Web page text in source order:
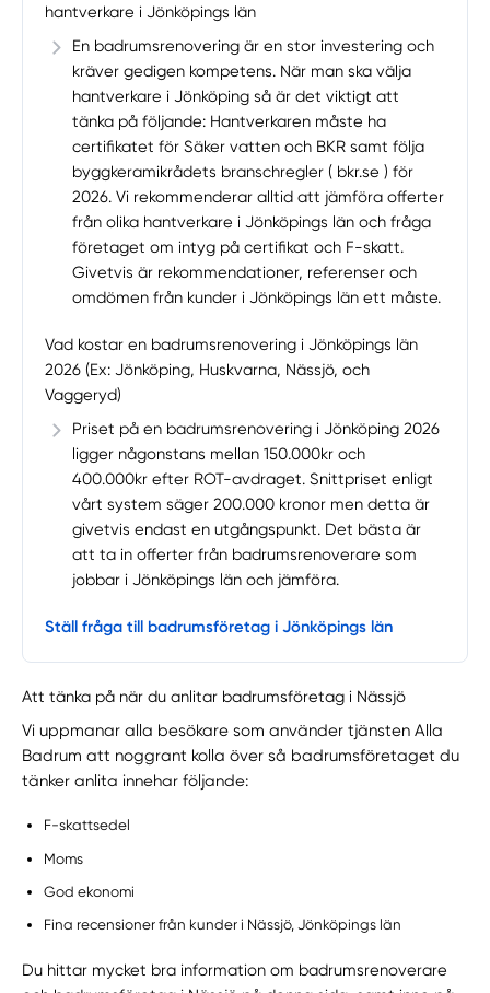
hantverkare i Jönköpings län
En badrumsrenovering är en stor investering och
kräver gedigen kompetens. När man ska välja
hantverkare i Jönköping så är det viktigt att
tänka på följande: Hantverkaren måste ha
certifikatet för Säker vatten och BKR samt följa
byggkeramikrådets branschregler ( bkr.se ) för
2026. Vi rekommenderar alltid att jämföra offerter
från olika hantverkare i Jönköpings län och fråga
företaget om intyg på certifikat och F-skatt.
Givetvis är rekommendationer, referenser och
omdömen från kunder i Jönköpings län ett måste.
Vad kostar en badrumsrenovering i Jönköpings län
2026 (Ex: Jönköping, Huskvarna, Nässjö, och
Vaggeryd)
Priset på en badrumsrenovering i Jönköping 2026
ligger någonstans mellan 150.000kr och
400.000kr efter ROT-avdraget. Snittpriset enligt
vårt system säger 200.000 kronor men detta är
givetvis endast en utgångspunkt. Det bästa är
att ta in offerter från badrumsrenoverare som
jobbar i Jönköpings län och jämföra.
Ställ fråga till badrumsföretag i Jönköpings län
Att tänka på när du anlitar badrumsföretag i Nässjö
Vi uppmanar alla besökare som använder tjänsten Alla
Badrum att noggrant kolla över så badrumsföretaget du
tänker anlita innehar följande:
F-skattsedel
Moms
God ekonomi
Fina recensioner från kunder i Nässjö, Jönköpings län
Du hittar mycket bra information om badrumsrenoverare